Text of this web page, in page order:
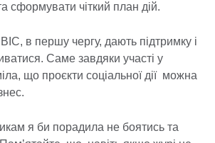
сформувати чіткий план дій.
в першу чергу, дають підтримку і
Саме завдяки участі у
що проєкти соціальної дії можна
я би порадила не боятись та